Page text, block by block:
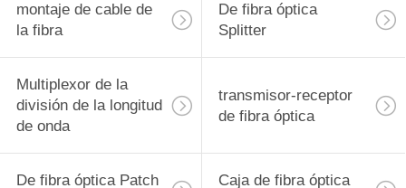
montaje de cable de
la fibra
De fibra óptica
Splitter
Multiplexor de la
división de la longitud
de onda
transmisor-receptor
de fibra óptica
De fibra óptica Patch Caja de fibra óptica